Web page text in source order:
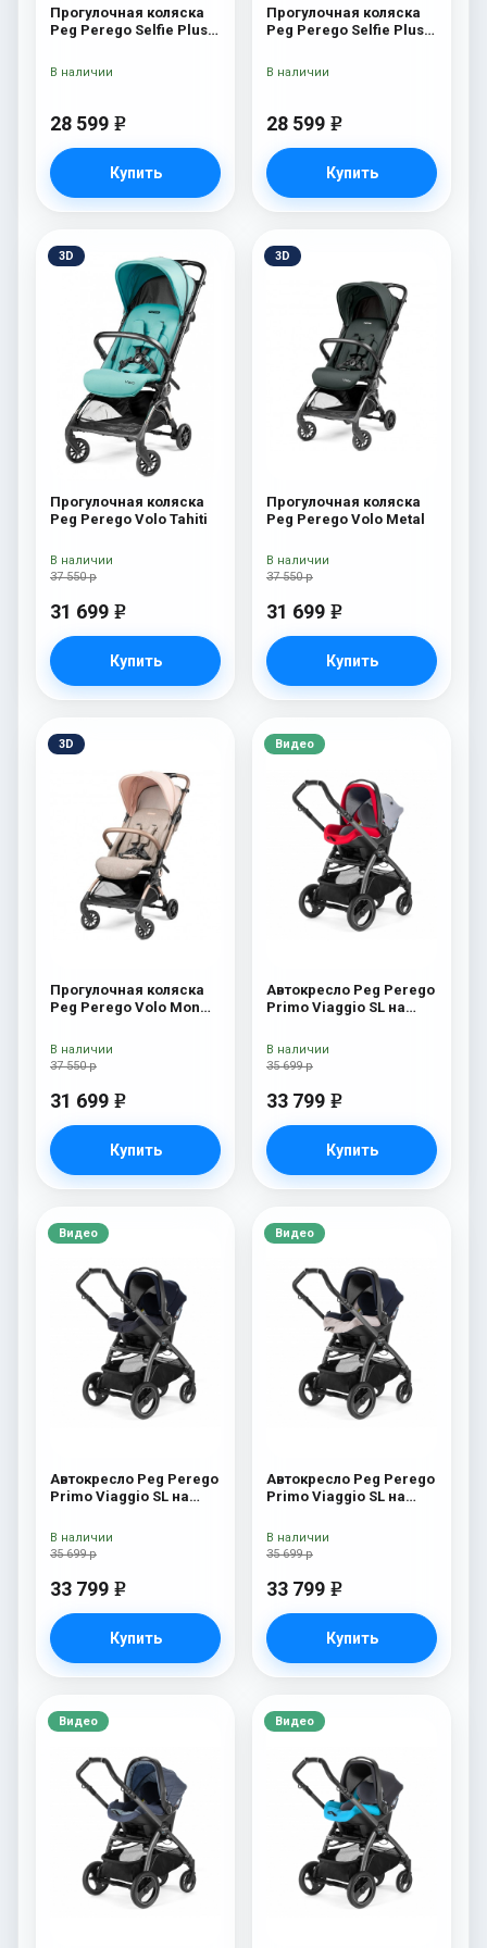
Прогулочная коляска
Peg Perego Selfie Plus
28 599 e
Купить
В наличии
Прогулочная коляска
Peg Perego Selfie Plus
28 599 e
Купить
В наличии
3D
Прогулочная коляска
Peg Perego Volo Tahiti
37 550 р
31 699 e
Купить
В наличии
3D
Прогулочная коляска
Peg Perego Volo Metal
37 550 р
31 699 e
Купить
В наличии
3D
Прогулочная коляска
Peg Perego Volo Mon
37 550 р
31 699 e
Купить
В наличии
Видео
Автокресло Peg Perego
Primo Viaggio SL на
White/Black) Tulip
35 699 р
33 799 e
Купить
В наличии
Видео
Автокресло Peg Perego
Primo Viaggio SL на
White/Black) Riviera
35 699 р
33 799 e
Купить
В наличии
Видео
Автокресло Peg Perego
Primo Viaggio SL на
White/Black) Luxe Beige
35 699 р
33 799 e
Купить
В наличии
Видео Видео